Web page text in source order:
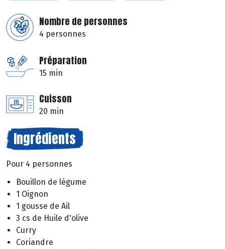
Nombre de personnes
4 personnes
Préparation
15 min
Cuisson
20 min
Ingrédients
Pour 4 personnes
Bouillon de légume
1 Oignon
1 gousse de Ail
3 cs de Huile d'olive
Curry
Coriandre